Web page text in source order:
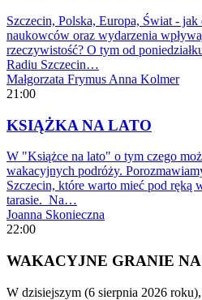
Szczecin, Polska, Europa, Świat -
naukowców oraz wydarzenia
rzeczywistość? O tym od
Radiu Szczecin…
Małgorzata Frymus Anna Kolmer
21:00
KSIĄŻKA NA LATO
W "Książce na lato" o tym czego
wakacyjnych podróży.
Szczecin, które warto mieć pod ręką
tarasie. Na…
Joanna Skonieczna
22:00
WAKACYJNE GRANIE
W dzisiejszym (6 sierpnia 2026